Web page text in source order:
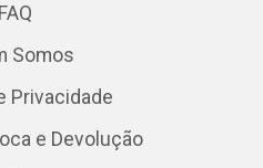
FAQ
Somos
Privacidade
e Devolução